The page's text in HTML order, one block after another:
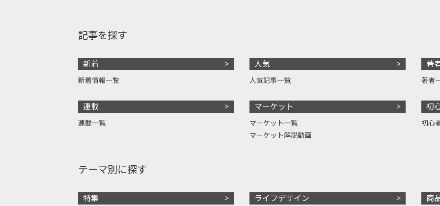
記事を探す
新着
新着情報一覧
連載
連載一覧
人気
人気記事一覧
マーケット
マーケット一覧
マーケット解説動画
著
著者
初
初心
テーマ別に探す
特集 ライフデザイン 商